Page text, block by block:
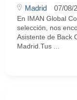
Madrid 07/08/
En IMAN Global
selección, nos
Asistente de Back
Madrid.Tus ...